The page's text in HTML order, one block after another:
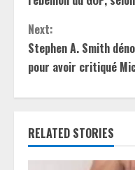
n
t
i
n
u
e
Next:
Stephen A. Smith
pour avoir critiqué
RELATED STORIES